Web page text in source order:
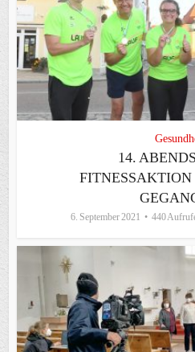
14.
FITNESSAKTION
6. September 2021 440